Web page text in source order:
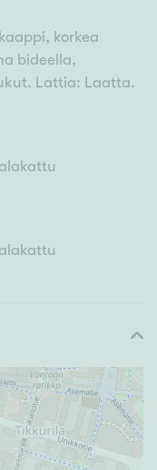
korkea
bideella,
Lattia: Laatta.